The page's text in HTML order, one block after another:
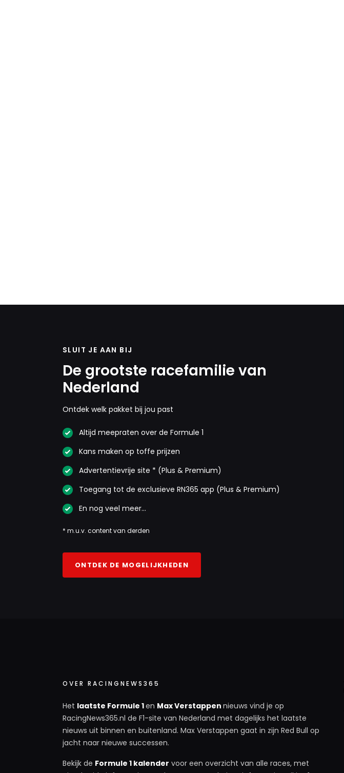
SLUIT JE AAN BIJ
De grootste racefamilie van
Nederland
Ontdek welk pakket bij jou past
Altijd meepraten over de Formule 1
Kans maken op toffe prijzen
Advertentievrije site * (Plus & Premium)
Toegang tot de exclusieve RN365 app (Plus & Premium)
En nog veel meer…
* m.u.v. content van derden
ONTDEK DE MOGELIJKHEDEN
OVER RACINGNEWS365
Het laatste Formule 1en Max Verstappen nieuws vind je op
RacingNews365.nl de F1-site van Nederland met dagelijks het laatste
nieuws uit binnen en buitenland. Max Verstappen gaat in zijn Red Bull op
jacht naar nieuwe successen.
Bekijk de Formule 1 kalender voor een overzicht van alle races, met